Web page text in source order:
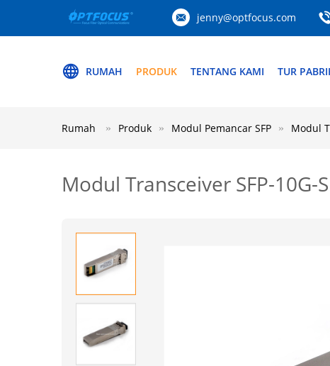
jenny@optfocus.com
RUMAH PRODUK TENTANG KAMI TUR
Rumah Produk Modul Pemancar SFP Modul
Modul Transceiver SFP-10G-